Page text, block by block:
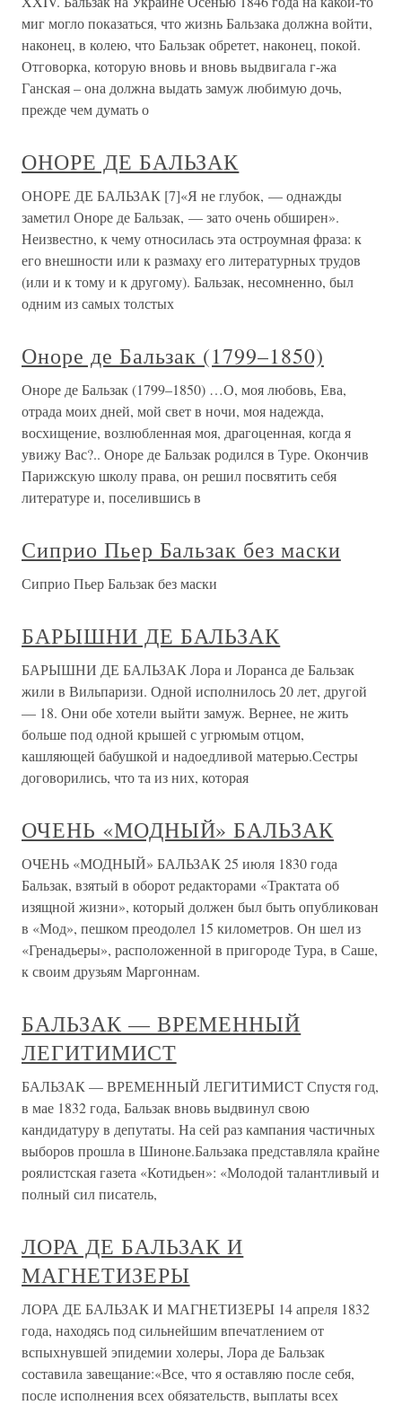
миг могло показаться, что жизнь Бальзака должна войти,
наконец, в колею, что Бальзак обретет, наконец, покой.
Отговорка, которую вновь и вновь выдвигала г-жа
Ганская – она должна выдать замуж любимую дочь,
прежде чем думать о
ОНОРЕ ДЕ БАЛЬЗАК
ОНОРЕ ДЕ БАЛЬЗАК [7]«Я не глубок, — однажды
заметил Оноре де Бальзак, — зато очень обширен».
Неизвестно, к чему относилась эта остроумная фраза: к
его внешности или к размаху его литературных трудов
(или и к тому и к другому). Бальзак, несомненно, был
одним из самых толстых
Оноре де Бальзак (1799–1850)
Оноре де Бальзак (1799–1850) …О, моя любовь, Ева,
отрада моих дней, мой свет в ночи, моя надежда,
восхищение, возлюбленная моя, драгоценная, когда я
увижу Вас?.. Оноре де Бальзак родился в Туре. Окончив
Парижскую школу права, он решил посвятить себя
литературе и, поселившись в
Сиприо Пьер Бальзак без маски
Сиприо Пьер Бальзак без маски
БАРЫШНИ ДЕ БАЛЬЗАК
БАРЫШНИ ДЕ БАЛЬЗАК Лора и Лоранса де Бальзак
жили в Вильпаризи. Одной исполнилось 20 лет, другой
— 18. Они обе хотели выйти замуж. Вернее, не жить
больше под одной крышей с угрюмым отцом,
кашляющей бабушкой и надоедливой матерью.Сестры
договорились, что та из них, которая
ОЧЕНЬ «МОДНЫЙ» БАЛЬЗАК
ОЧЕНЬ «МОДНЫЙ» БАЛЬЗАК 25 июля 1830 года
Бальзак, взятый в оборот редакторами «Трактата об
изящной жизни», который должен был быть опубликован
в «Мод», пешком преодолел 15 километров. Он шел из
«Гренадьеры», расположенной в пригороде Тура, в Саше,
к своим друзьям Маргоннам.
БАЛЬЗАК — ВРЕМЕННЫЙ
ЛЕГИТИМИСТ
БАЛЬЗАК — ВРЕМЕННЫЙ ЛЕГИТИМИСТ Спустя год,
в мае 1832 года, Бальзак вновь выдвинул свою
кандидатуру в депутаты. На сей раз кампания частичных
выборов прошла в Шиноне.Бальзака представляла крайне
роялистская газета «Котидьен»: «Молодой талантливый и
полный сил писатель,
ЛОРА ДЕ БАЛЬЗАК И
МАГНЕТИЗЕРЫ
ЛОРА ДЕ БАЛЬЗАК И МАГНЕТИЗЕРЫ 14 апреля 1832
года, находясь под сильнейшим впечатлением от
вспыхнувшей эпидемии холеры, Лора де Бальзак
составила завещание:«Все, что я оставляю после себя,
после исполнения всех обязательств, выплаты всех